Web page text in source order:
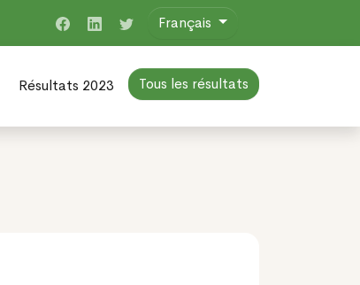
Français
Résultats 2023 Tous les résultats